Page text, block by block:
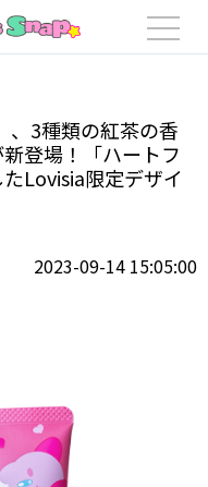
『星のカービィ』、3種類の
、3種類の紅茶の香
登場！「ハートフ
Lovisia限定デザイ
2023-09-14 15:05:00